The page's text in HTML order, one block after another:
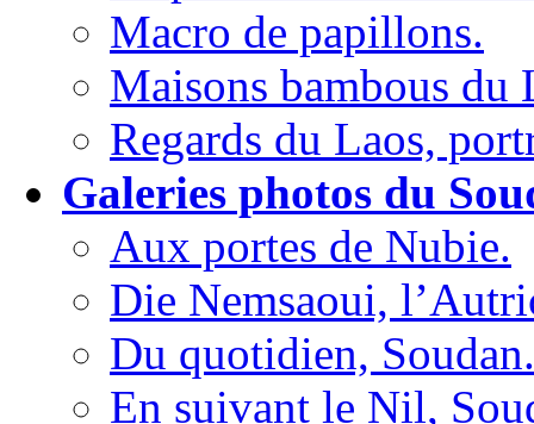
Macro de papillons.
Maisons bambous du
Regards du Laos,
Galeries photos du
Aux portes de Nubie.
Die Nemsaoui,
Du quotidien, Soudan.
En suivant le Nil,